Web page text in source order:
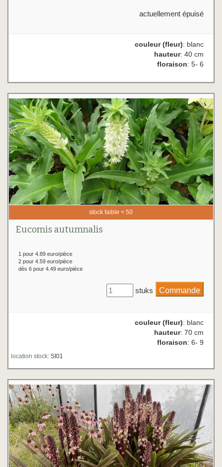
actuellement épuisé
couleur (fleur): blanc
hauteur: 40 cm
floraison: 5- 6
stock faible < 50
Eucomis autumnalis
1 pour 4.89 euro/pièce
2 pour 4.59 euro/pièce
dès 6 pour 4.49 euro/pièce
stuks
couleur (fleur): blanc
hauteur: 70 cm
floraison: 6- 9
location stock: SI01